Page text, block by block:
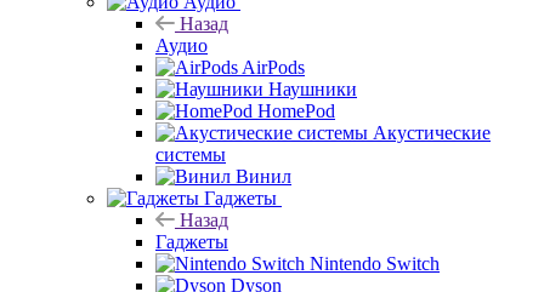
Назад
Аудио
AirPods
Наушники
HomePod
Акустические
системы
Винил
Гаджеты
Назад
Гаджеты
Nintendo Switch
Dyson